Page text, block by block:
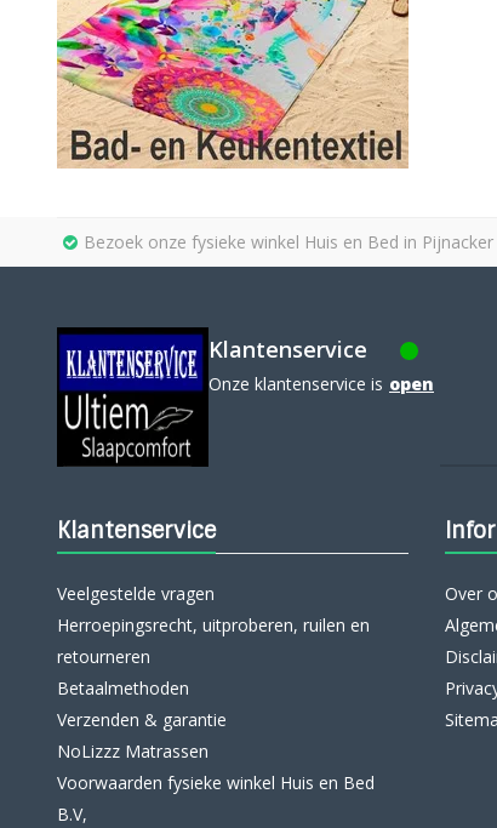
Bezoek onze fysieke winkel Huis en Bed in Pijnacker
Klantenservice
Onze klantenservice is open
Klantenservice
Veelgestelde vragen
Herroepingsrecht, uitproberen, ruilen en
retourneren
Betaalmethoden
Verzenden & garantie
NoLizzz Matrassen
Voorwaarden fysieke winkel Huis en Bed
B.V,
Over